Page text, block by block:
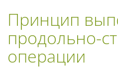
Принцип
продольно-
операции